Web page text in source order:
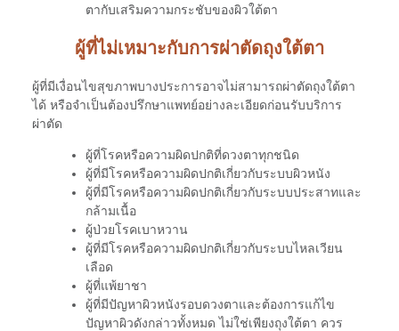
ตากับเสริมความกระชับของผิวใต้ตา
ผู้ที่ไม่เหมาะกับการผ่าตัดถุงใต้ตา
ผู้ที่มีเงื่อนไขสุขภาพบางประการอาจไม่สามารถผ่าตัดถุงใต้ตา
ได้ หรือจำเป็นต้องปรึกษาแพทย์อย่างละเอียดก่อนรับบริการ
ผ่าตัด
ผู้ที่โรคหรือความผิดปกติที่ดวงตาทุกชนิด
ผู้ที่มีโรคหรือความผิดปกติเกี่ยวกับระบบผิวหนัง
ผู้ที่มีโรคหรือความผิดปกติเกี่ยวกับระบบประสาทและ
กล้ามเนื้อ
ผู้ป่วยโรคเบาหวาน
ผู้ที่มีโรคหรือความผิดปกติเกี่ยวกับระบบไหลเวียน
เลือด
ผู้ที่แพ้ยาชา
ผู้ที่มีปัญหาผิวหนังรอบดวงตาและต้องการแก้ไข
ปัญหาผิวดังกล่าวทั้งหมด ไม่ใช่เพียงถุงใต้ตา ควร